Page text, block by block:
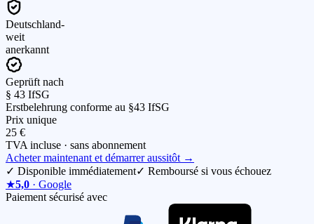
Deutschland-
weit
anerkannt
Geprüft nach
§ 43 IfSG
Erstbelehrung conforme au §43 IfSG
Prix unique
25 €
TVA incluse · sans abonnement
Acheter maintenant et démarrer aussitôt→
✓ Disponible immédiatement✓ Remboursé si vous échouez
★5,0 · Google
Paiement sécurisé avec